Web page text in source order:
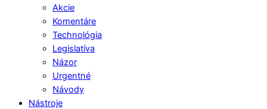
Akcie
Komentáre
Technológia
Legislatíva
Názor
Urgentné
Návody
Nástroje